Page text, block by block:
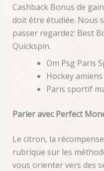
Cashback Bonus de
doit être étudiée. Nous
passer regardez: Best
Quickspin.
Om Psg Paris
Hockey
Paris sportif
Parier avec Perfect
Le citron, la
rubrique sur les
vous orienter vers des